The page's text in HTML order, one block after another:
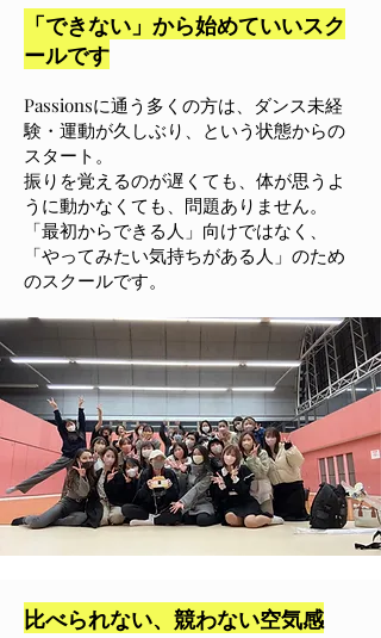
​「できない」から始めていいスク
ールです
Passionsに通う多くの方は、ダンス未経
験・運動が久しぶり、という状態からの
スタート。
振りを覚えるのが遅くても、体が思うよ
うに動かなくても、問題ありません。
「最初からできる人」向けではなく、
「やってみたい気持ちがある人」のため
のスクールです。
比べられない、競わない空気感